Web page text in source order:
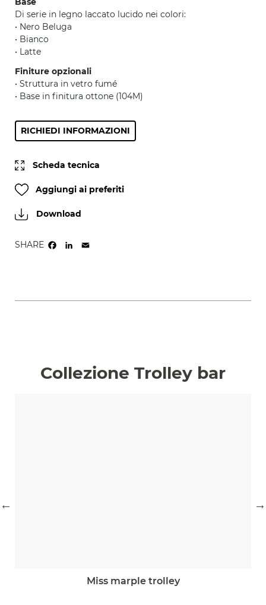
Di serie in legno laccato lucido nei colori:
• Nero Beluga
• Bianco
• Latte
Finiture opzionali
• Struttura in vetro fumé
• Base in finitura ottone (104M)
RICHIEDI INFORMAZIONI
Scheda tecnica
Aggiungi ai preferiti
Download
SHARE FACEBOOK
LINKEDIN
Collezione Trolley bar
miss marple trolley